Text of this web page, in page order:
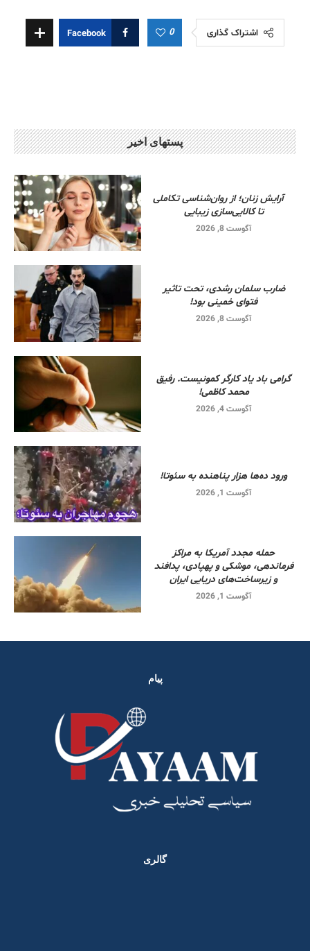
اشتراک گذاری 0
Facebook
پستهای اخیر
آرایش زنان؛ از روان‌شناسی تکاملی
تا کالایی‌سازی زیبایی
آگوست 8, 2026
ضارب سلمان رشدی، تحت تاثیر
فتوای خمینی بود!
آگوست 8, 2026
گرامی باد یاد کارگر کمونیست. رفیق
محمد کاظمی!
آگوست 4, 2026
ورود ده‌ها هزار پناهنده به سئوتا!
آگوست 1, 2026
حمله مجدد آمریکا به مراکز
فرماندهی، موشکی و پهپادی، پدافند
و زیرساخت‌های دریایی ایران
آگوست 1, 2026
پیام
گالری